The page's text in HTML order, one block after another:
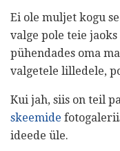
Ei ole muljet kogu
valge pole teie
pühendades oma
valgetele lilledele,
Kui jah, siis on teil
skeemide
ideede üle.